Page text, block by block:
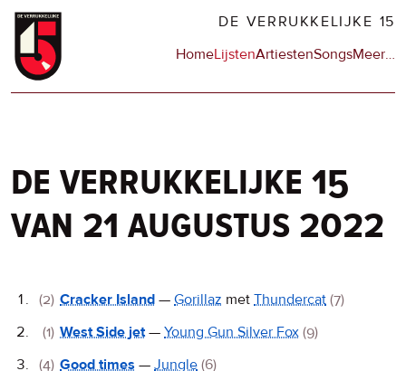
Overslaan
naar
DE VERRUKKELIJKE 15
Hoofdnavigatie
HomeLijstenArtiestenSongsMeerop
…
de verrukkelijke 15
van 21 augustus 2022
De
Verrukkelijke
15
(2) Cracker Island — Gorillaz met Thundercat (7)
(1) West Side jet— Young Gun Silver Fox (9)
(4) Good times — Jungle (6)